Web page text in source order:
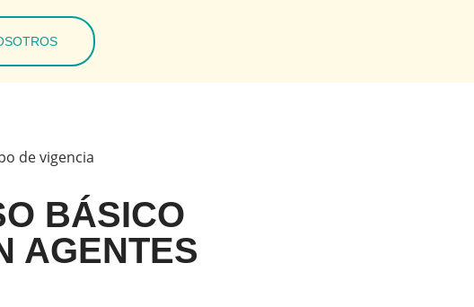
de vigencia
BÁSICO
AGENTES